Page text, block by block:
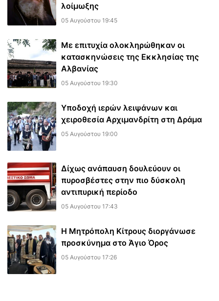
λοίμωξης
05 Αυγούστου 19:45
Με επιτυχία ολοκληρώθηκαν οι
κατασκηνώσεις της Εκκλησίας της
Αλβανίας
05 Αυγούστου 19:30
Υποδοχή ιερών λειψάνων και
χειροθεσία Αρχιμανδρίτη στη Δράμα
05 Αυγούστου 19:00
Δίχως ανάπαυση δουλεύουν οι
πυροσβέστες στην πιο δύσκολη
αντιπυρική περίοδο
05 Αυγούστου 17:43
Η Μητρόπολη Κίτρους διοργάνωσε
προσκύνημα στο Άγιο Όρος
05 Αυγούστου 17:26